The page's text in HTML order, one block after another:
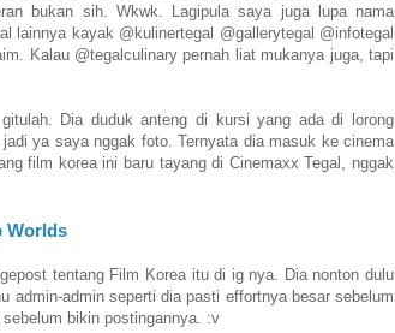
bukan sih. Wkwk. Lagipula saya juga lupa nama
lainnya kayak @kulinertegal @gallerytegal @infotegal
Kalau @tegalculinary pernah liat mukanya juga, tapi
Dia duduk anteng di kursi yang ada di lorong
ya saya nggak foto. Ternyata dia masuk ke cinema
film korea ini baru tayang di Cinemaxx Tegal, nggak
Worlds
tentang Film Korea itu di ig nya. Dia nonton dulu
admin-admin seperti dia pasti effortnya besar sebelum
bikin postingannya. :v